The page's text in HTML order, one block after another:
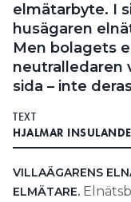
Om tidningen
Kontakt
Personuppgifter
Search for:
SEARCH
elmätarbyte. I
husägaren
Men bolagets
neutralledaren
sida – inte
TEXT
HJALMAR
VILLAÄGARENS
ELMÄTARE.